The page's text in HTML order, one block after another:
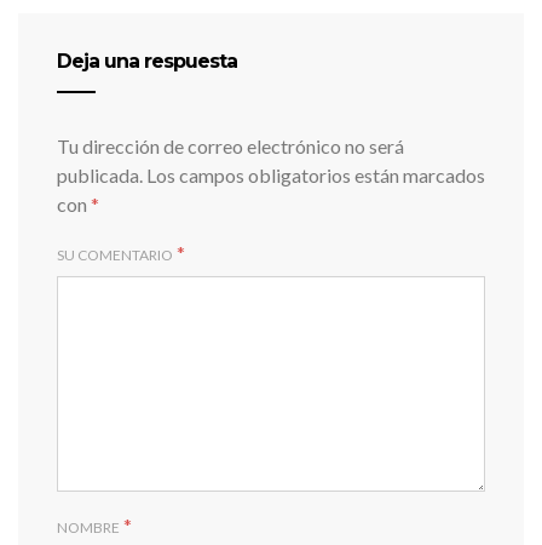
Deja una respuesta
Tu dirección de correo electrónico no será
publicada. Los campos obligatorios están marcados
con *
SU COMENTARIO *
NOMBRE *